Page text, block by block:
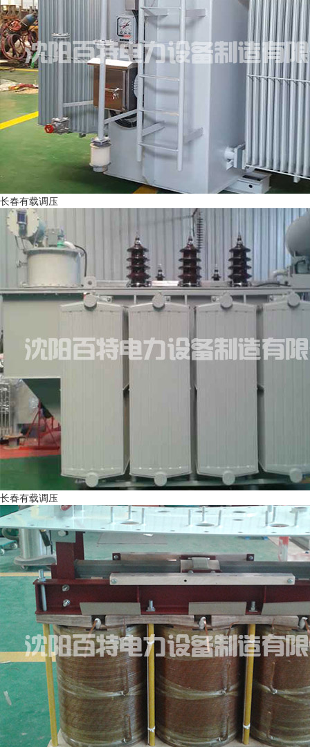
长春有载调压
长春有载调压